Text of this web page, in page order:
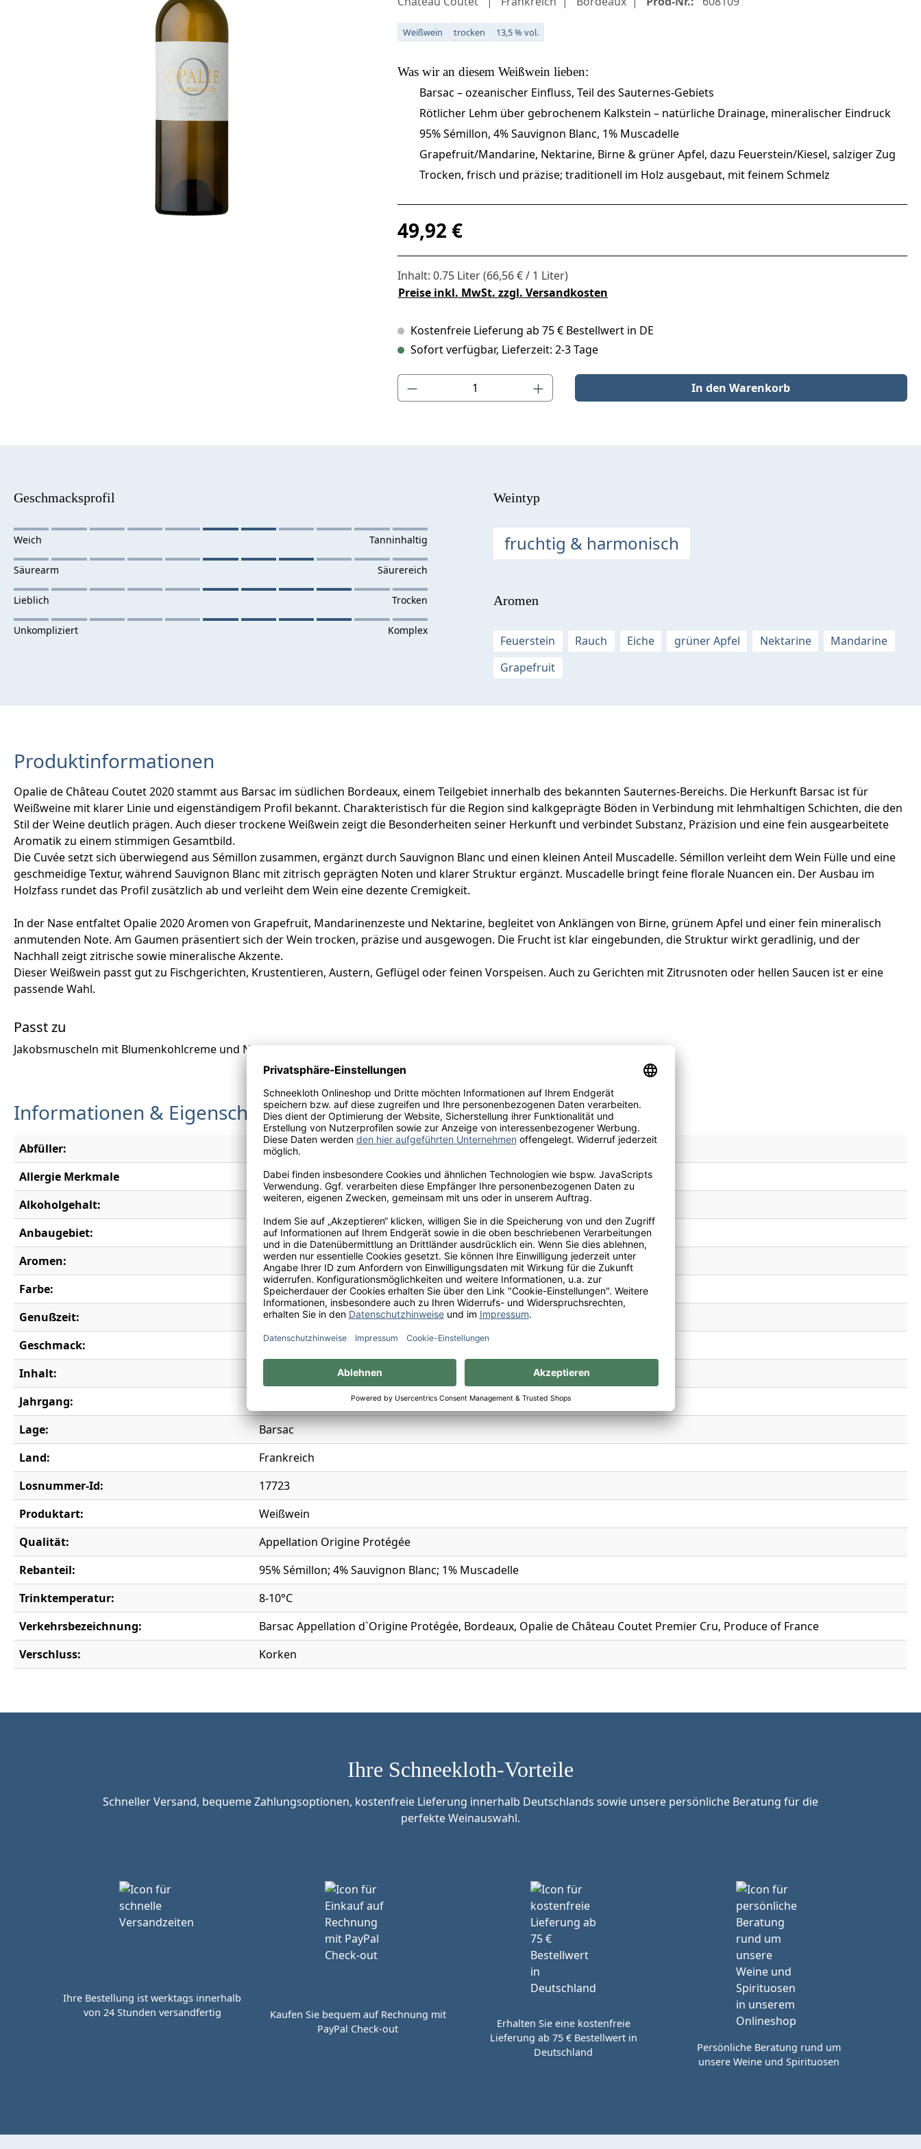
Weißwein trocken 13,5 % vol.
Was wir an diesem Weißwein lieben:
Barsac – ozeanischer Einfluss, Teil des Sauternes-Gebiets
Rötlicher Lehm über gebrochenem Kalkstein – natürliche Drainage, mineralischer Eindruck
95% Sémillon, 4% Sauvignon Blanc, 1% Muscadelle
Grapefruit/Mandarine, Nektarine, Birne & grüner Apfel, dazu Feuerstein/Kiesel, salziger Zug
Trocken, frisch und präzise; traditionell im Holz ausgebaut, mit feinem Schmelz
Regulärer Preis:
49,92 €
Inhalt: 0.75 Liter(66,56 € / 1 Liter)
Preise inkl. MwSt. zzgl. Versandkosten
Kostenfreie Lieferung ab 75 € Bestellwert in DE
Sofort verfügbar, Lieferzeit: 2-3 Tage
Produkt Anzahl: Gib den gewünschten Wert ein oder benutze die Schaltflächen um die Anzahl zu erhöhen oder zu
In den Warenkorb
Geschmacksprofil Weintyp
fruchtig & harmonisch
Aromen
Feuerstein Rauch Eiche grüner Apfel Nektarine
Mandarine
Grapefruit
Produktinformationen
Opalie de Château Coutet 2020 stammt aus Barsac im südlichen Bordeaux, einem Teilgebiet innerhalb des bekannten Sauternes-Bereichs. Die Herkunft Barsac ist für
Weißweine mit klarer Linie und eigenständigem Profil bekannt. Charakteristisch für die Region sind kalkgeprägte Böden in Verbindung mit lehmhaltigen Schichten, die den
Stil der Weine deutlich prägen. Auch dieser trockene Weißwein zeigt die Besonderheiten seiner Herkunft und verbindet Substanz, Präzision und eine fein ausgearbeitete
Aromatik zu einem stimmigen Gesamtbild.
Die Cuvée setzt sich überwiegend aus Sémillon zusammen, ergänzt durch Sauvignon Blanc und einen kleinen Anteil Muscadelle. Sémillon verleiht dem Wein Fülle und eine
geschmeidige Textur, während Sauvignon Blanc mit zitrisch geprägten Noten und klarer Struktur ergänzt. Muscadelle bringt feine florale Nuancen ein. Der Ausbau im
Holzfass rundet das Profil zusätzlich ab und verleiht dem Wein eine dezente Cremigkeit.
In der Nase entfaltet Opalie 2020 Aromen von Grapefruit, Mandarinenzeste und Nektarine, begleitet von Anklängen von Birne, grünem Apfel und einer fein mineralisch
anmutenden Note. Am Gaumen präsentiert sich der Wein trocken, präzise und ausgewogen. Die Frucht ist klar eingebunden, die Struktur wirkt geradlinig, und der
Nachhall zeigt zitrische sowie mineralische Akzente.
Dieser Weißwein passt gut zu Fischgerichten, Krustentieren, Austern, Geflügel oder feinen Vorspeisen. Auch zu Gerichten mit Zitrusnoten oder hellen Saucen ist er eine
passende Wahl.
Passt zu
Jakobsmuscheln mit Blumenkohlcreme und Nussbutter, gebratener Zander mit Fenchel-Orangen-Salat.
Informationen & Eigenschaften
Abfüller:
Société Civile du Châteua Coutet, 33720 Barsac, Gironde, France
Allergie Merkmale
Enthält Sulfite
Alkoholgehalt:
13,5 % vol.
Anbaugebiet:
Bordeaux
Aromen:
Eiche, Feuerstein, Grapefruit, Mandarine, Nektarine, Rauch, grüner Apfel
Farbe:
weiß
Genußzeit:
2030-2040
Geschmack:
trocken
Inhalt:
Jahrgang:
Lage:
Barsac
Land:
Frankreich
Losnummer-Id:
17723
Produktart:
Weißwein
Qualität:
Appellation Origine Protégée
Rebanteil:
95% Sémillon; 4% Sauvignon Blanc; 1% Muscadelle
Trinktemperatur:
8-10°C
Verkehrsbezeichnung:
Barsac Appellation d`Origine Protégée, Bordeaux, Opalie de Château Coutet Premier Cru, Produce of France
Verschluss:
Korken
Ihre Schneekloth-Vorteile
Schneller Versand, bequeme Zahlungsoptionen, kostenfreie Lieferung innerhalb Deutschlands sowie unsere persönliche Beratung für die
perfekte Weinauswahl.
Ihre Bestellung ist werktags innerhalb
von 24 Stunden versandfertig
Kaufen Sie bequem auf Rechnung mit
PayPal Check-out
Erhalten Sie eine kostenfreie
Lieferung ab 75 € Bestellwert in
Deutschland
Persönliche Beratung rund um
unsere Weine und Spirituosen